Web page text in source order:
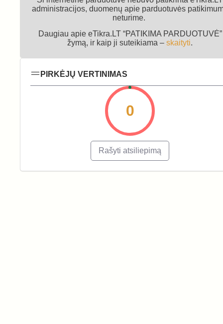
administracijos, duomenų apie parduotuvės
neturime.
Daugiau apie eTikra.LT “PATIKIMA PARDUOTUVĖ”
žymą, ir kaip ji suteikiama – skaityti.
PIRKĖJŲ VERTINIMAS
0
Rašyti atsiliepimą